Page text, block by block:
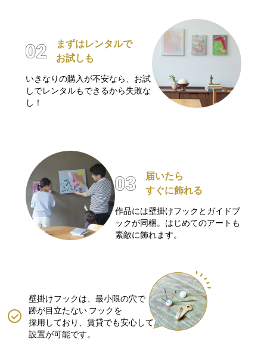
まずはレンタルで
お試しも
いきなりの購入が不安なら、お試
しでレンタルもできるから失敗な
し！
届いたら
すぐに飾れる
作品には壁掛けフックとガイドブ
ックが同梱。はじめてのアートも
素敵に飾れます。
壁掛けフックは、最小限の穴で
跡が目立たない フックを
採用しており、賃貸でも安心して
設置が可能です。